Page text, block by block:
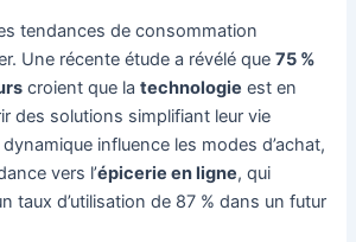
tendances de consommation
Une récente étude a révélé que75 %
croient que latechnologie est en
des solutions simplifiant leur vie
influence les modes d’achat,
vers l’épicerie en ligne, qui
taux d’utilisation de 87 % dans un futur